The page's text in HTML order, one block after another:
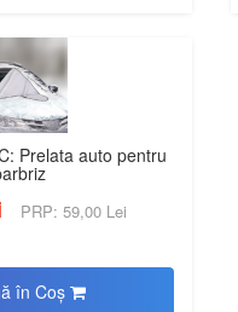
Prelata auto pentru
PRP: 59,00 Lei
în Coş